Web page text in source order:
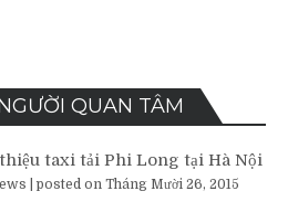
QUAN TÂM
taxi tải Phi Long tại Hà Nội
posted on Tháng Mười 26, 2015